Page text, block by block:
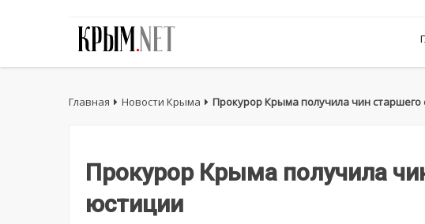
Главная Новости Крыма Прокурор Крыма получила чин старшего
Прокурор Крыма получила
юстиции